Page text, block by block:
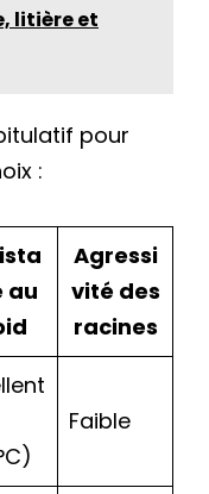
litière et
pour
:
au
Agressi
vité des
racines
Faible